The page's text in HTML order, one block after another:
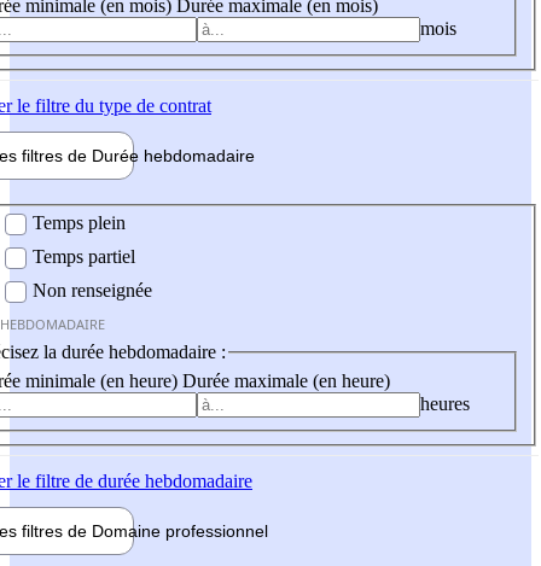
minimale (en mois) Durée maximale (en mois)
mois
le filtre du type de contrat
filtres de Durée hebdomadaire
Temps plein
Temps partiel
Non renseignée
la durée hebdomadaire :
minimale (en heure) Durée maximale (en heure)
heures
le filtre de durée hebdomadaire
filtres de Domaine professionnel